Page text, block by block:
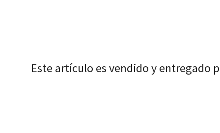
Este artículo es vendido y entregado